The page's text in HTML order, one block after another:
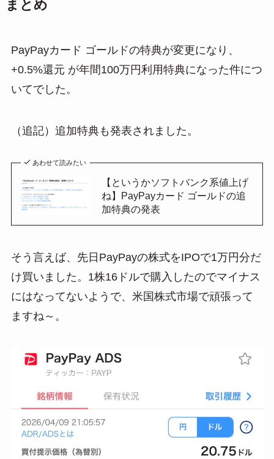
まとめ
PayPayカード ゴールドの特典が変更になり、
+0.5%還元 が年間100万円利用特典になった件につ
いてでした。
（追記）追加特典も発表されました。
あわせて読みたい
【というかソフトバンク系値上げ
ね】PayPayカード ゴールドの追
加特典の発表
そう言えば、先日PayPayの株式をIPOで1万円分だ
け買いました。1株16ドルで購入したのでマイナス
にはなってないようで、米国株式市場で頑張って
ますね～。